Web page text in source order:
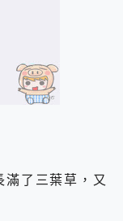
了三葉草，又